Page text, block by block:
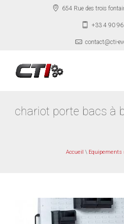
654 Rue des trois
+33 4 90
contact@cti-
chariot porte bacs à
Accueil \ Equipements